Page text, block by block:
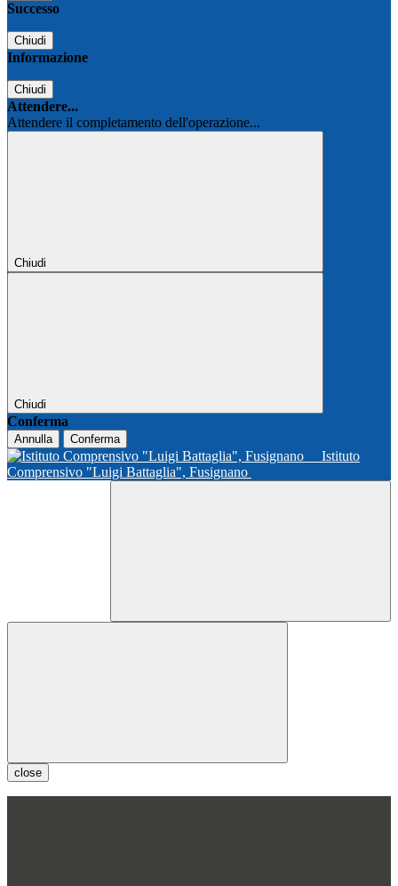
Successo
Chiudi
Informazione
Chiudi
Attendere...
Attendere il completamento dell'operazione...
Chiudi
Chiudi
Conferma
Annulla Conferma
Istituto
Comprensivo "Luigi Battaglia", Fusignano
close